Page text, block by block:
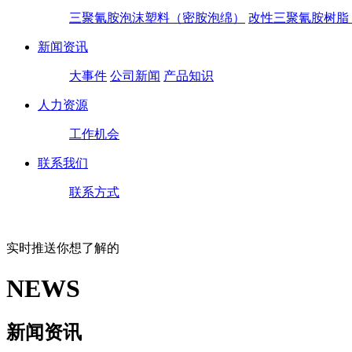
三聚氰胺泡沫塑料（密胺泡绵） 改性三聚氰胺树脂
新闻资讯
大事件 公司新闻 产品知识
人力资源
工作机会
联系我们
联系方式
实时推送你想了解的
NEWS
新闻资讯